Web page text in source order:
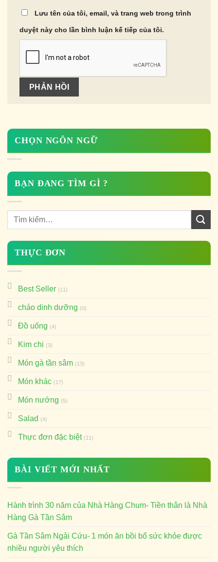
Lưu tên của tôi, email, và trang web trong trình
duyệt này cho lần bình luận kế tiếp của tôi.
CHỌN NGÔN NGỮ
BẠN ĐANG TÌM GÌ ?
THỰC ĐƠN
Best Seller (11)
cháo dinh dưỡng (0)
Đồ uống (4)
Kim chi (3)
Món gà tần sâm (13)
Món khác (17)
Món nướng (5)
Salad (4)
Thực đơn đặc biệt (11)
BÀI VIẾT MỚI NHẤT
Hành trình 30 năm của Nhà Hàng Chum- Tiền thân là Nhà
Hàng Gà Tần Sâm
Gà Tần Sâm Ngải Cứu- 1 món ăn bồi bổ sức khỏe được
nhiều người yêu thích